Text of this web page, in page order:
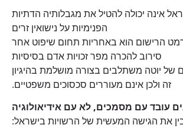
אינה יכולה להטיל את מגבלותיה הדתיות
הפנימיות על נישואין זרים
הרישום הוא באחריות תחום שיפוט אחר
סירוב להכרה מפר זכויות אדם בסיסיות
של יוטה משתלבים בצורה מושלמת בהיגיון
זה ולכן אינם מעוררים סכסוכים משפטיים.
עם מסמכים, לא עם אידיאולוגיה
את הגישה המעשית של הרשויות בישראל: